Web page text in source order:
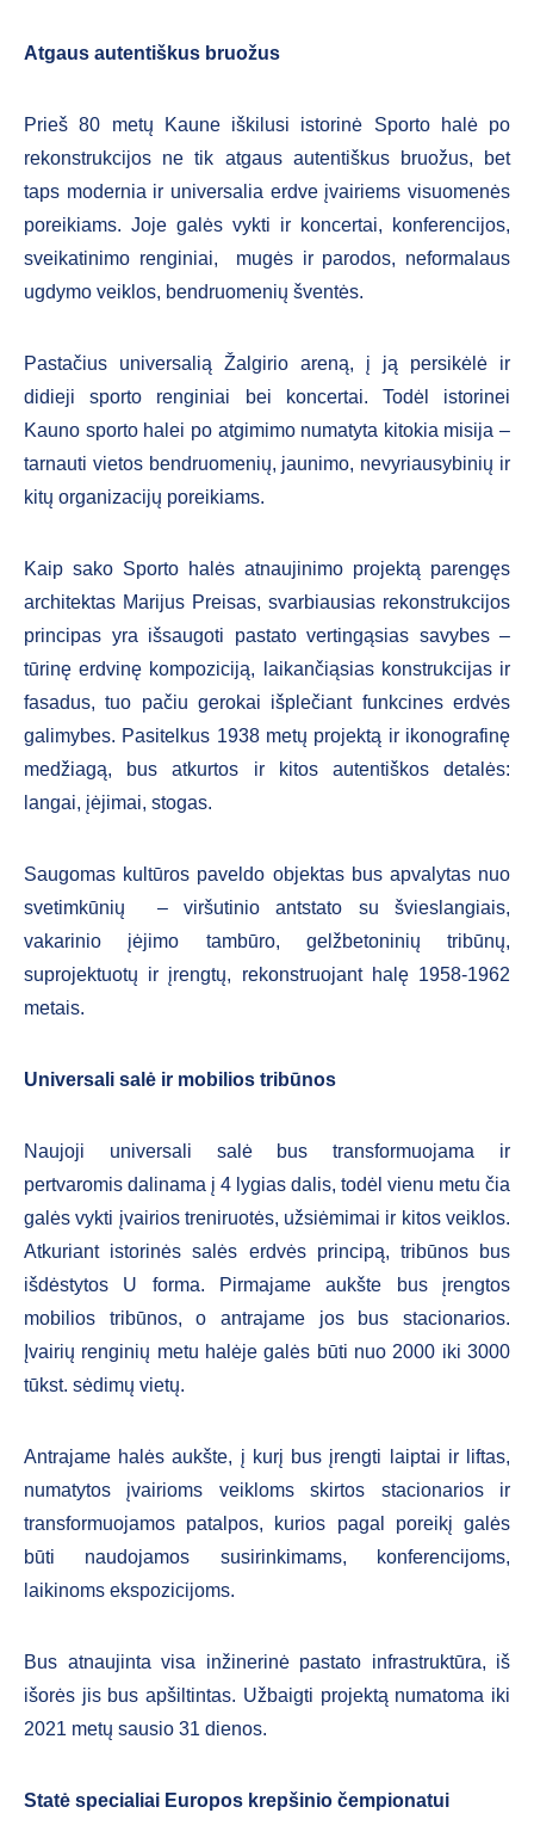
Atgaus autentiškus bruožus
Prieš 80 metų Kaune iškilusi istorinė Sporto halė po
rekonstrukcijos ne tik atgaus autentiškus bruožus, bet
taps modernia ir universalia erdve įvairiems visuomenės
poreikiams. Joje galės vykti ir koncertai, konferencijos,
sveikatinimo renginiai, mugės ir parodos, neformalaus
ugdymo veiklos, bendruomenių šventės.
Pastačius universalią Žalgirio areną, į ją persikėlė ir
didieji sporto renginiai bei koncertai. Todėl istorinei
Kauno sporto halei po atgimimo numatyta kitokia misija –
tarnauti vietos bendruomenių, jaunimo, nevyriausybinių ir
kitų organizacijų poreikiams.
Kaip sako Sporto halės atnaujinimo projektą parengęs
architektas Marijus Preisas, svarbiausias rekonstrukcijos
principas yra išsaugoti pastato vertingąsias savybes –
tūrinę erdvinę kompoziciją, laikančiąsias konstrukcijas ir
fasadus, tuo pačiu gerokai išplečiant funkcines erdvės
galimybes. Pasitelkus 1938 metų projektą ir ikonografinę
medžiagą, bus atkurtos ir kitos autentiškos detalės:
langai, įėjimai, stogas.
Saugomas kultūros paveldo objektas bus apvalytas nuo
svetimkūnių – viršutinio antstato su švieslangiais,
vakarinio įėjimo tambūro, gelžbetoninių tribūnų,
suprojektuotų ir įrengtų, rekonstruojant halę 1958-1962
metais.
Universali salė ir mobilios tribūnos
Naujoji universali salė bus transformuojama ir
pertvaromis dalinama į 4 lygias dalis, todėl vienu metu čia
galės vykti įvairios treniruotės, užsiėmimai ir kitos veiklos.
Atkuriant istorinės salės erdvės principą, tribūnos bus
išdėstytos U forma. Pirmajame aukšte bus įrengtos
mobilios tribūnos, o antrajame jos bus stacionarios.
Įvairių renginių metu halėje galės būti nuo 2000 iki 3000
tūkst. sėdimų vietų.
Antrajame halės aukšte, į kurį bus įrengti laiptai ir liftas,
numatytos įvairioms veikloms skirtos stacionarios ir
transformuojamos patalpos, kurios pagal poreikį galės
būti naudojamos susirinkimams, konferencijoms,
laikinoms ekspozicijoms.
Bus atnaujinta visa inžinerinė pastato infrastruktūra, iš
išorės jis bus apšiltintas. Užbaigti projektą numatoma iki
2021 metų sausio 31 dienos.
Statė specialiai Europos krepšinio čempionatui